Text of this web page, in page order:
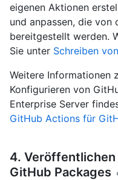
eigenen Aktionen
und anpassen, die
bereitgestellt werden.
Sie unter Schreiben
Weitere Informationen
Konfigurieren von
Enterprise Server
GitHub Actions für
4.
GitHub Packages